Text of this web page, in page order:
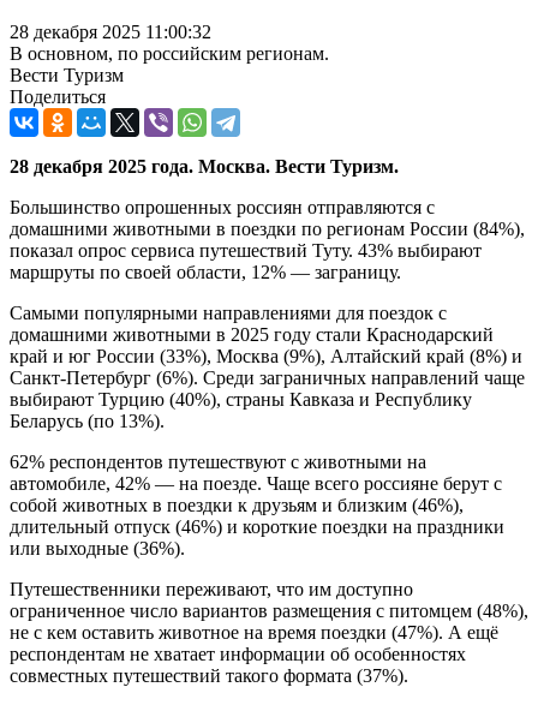
28 декабря 2025 11:00:32
В основном, по российским регионам.
Вести Туризм
Поделиться
28 декабря 2025 года. Москва. Вести Туризм.
Большинство опрошенных россиян отправляются с
домашними животными в поездки по регионам России (84%),
показал опрос сервиса путешествий Туту. 43% выбирают
маршруты по своей области, 12% — заграницу.
Самыми популярными направлениями для поездок с
домашними животными в 2025 году стали Краснодарский
край и юг России (33%), Москва (9%), Алтайский край (8%) и
Санкт-Петербург (6%). Среди заграничных направлений чаще
выбирают Турцию (40%), страны Кавказа и Республику
Беларусь (по 13%).
62% респондентов путешествуют с животными на
автомобиле, 42% — на поезде. Чаще всего россияне берут с
собой животных в поездки к друзьям и близким (46%),
длительный отпуск (46%) и короткие поездки на праздники
или выходные (36%).
Путешественники переживают, что им доступно
ограниченное число вариантов размещения с питомцем (48%),
не с кем оставить животное на время поездки (47%). А ещё
респондентам не хватает информации об особенностях
совместных путешествий такого формата (37%).